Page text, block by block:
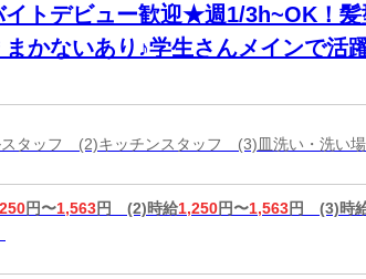
トデビュー歓迎★週1/3h~OK！髪
まかないあり♪学生さんメインで活
スタッフ (2)キッチンスタッフ (3)皿洗い・洗い
円〜1,563円 (2)時給1,250円〜1,563円 (3)時